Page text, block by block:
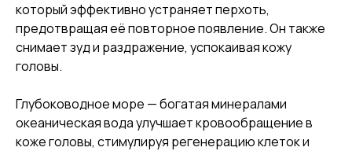
который эффективно устраняет перхоть,
предотвращая её повторное появление. Он также
снимает зуд и раздражение, успокаивая кожу
головы.
Глубоководное море — богатая минералами
океаническая вода улучшает кровообращение в
коже головы, стимулируя регенерацию клеток и